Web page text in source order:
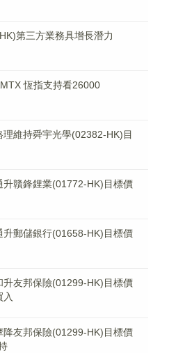
第三方業務具增長潛力
恆指支持看26000
理維持舜宇光學(02382-HK)目
升贛鋒鋰業(01772-HK)目標價
升郵儲銀行(01658-HK)目標價
升友邦保險(01299-HK)目標價
降友邦保險(01299-HK)目標價